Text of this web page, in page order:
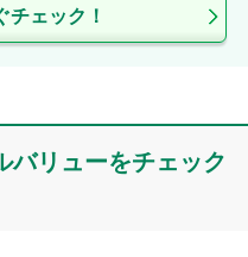
チェック！
バリューをチェック